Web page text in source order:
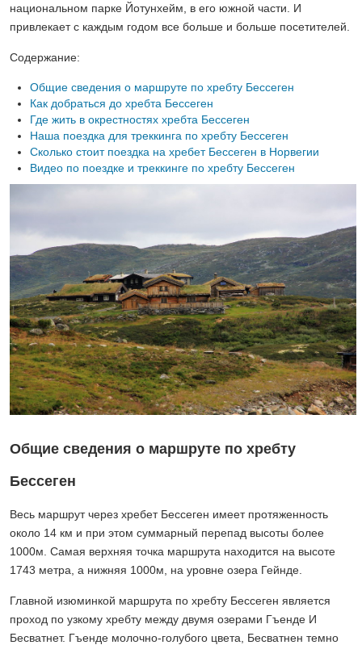
национальном парке Йотунхейм, в его южной части. И
привлекает с каждым годом все больше и больше посетителей.
Содержание:
Общие сведения о маршруте по хребту Бессеген
Как добраться до хребта Бессеген
Где жить в окрестностях хребта Бессеген
Наша поездка для треккинга по хребту Бессеген
Сколько стоит поездка на хребет Бессеген в Норвегии
Видео по поездке и треккинге по хребту Бессеген
Общие сведения о маршруте по хребту
Бессеген
Весь маршрут через хребет Бессеген имеет протяженность
около 14 км и при этом суммарный перепад высоты более
1000м. Самая верхняя точка маршрута находится на высоте
1743 метра, а нижняя 1000м, на уровне озера Гейнде.
Главной изюминкой маршрута по хребту Бессеген является
проход по узкому хребту между двумя озерами Гъенде И
Бесватнет. Гъенде молочно-голубого цвета, Бесватнен темно